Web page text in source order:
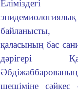
Еліміздегі
эпидемиологиялық
байланысты,
қаласының бас
дәрігері
Әбдіжаббарованың
шешіміне